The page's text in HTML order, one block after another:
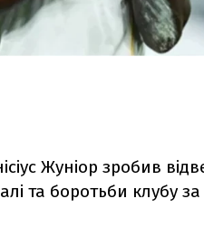
Жуніор зробив
та боротьби клубу